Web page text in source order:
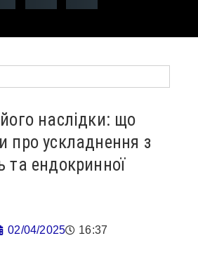
його наслідки: що
про ускладнення з
та ендокринної
02/04/2025 16:37